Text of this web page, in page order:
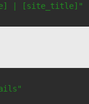
| [site_title]"